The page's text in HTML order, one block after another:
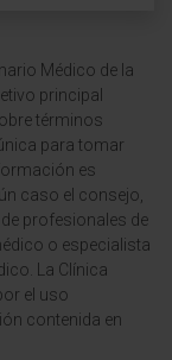
Médico de la
principal
términos
para tomar
es
caso el consejo,
profesionales de
o especialista
La Clínica
el uso
contenida en